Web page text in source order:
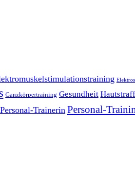
Ganzkörpertraining Gesundheit
Personal-Trainerin Personal-